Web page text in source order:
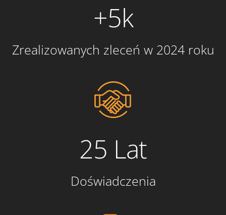
+5k
Zrealizowanych zleceń w 2024 roku
25 Lat
Doświadczenia